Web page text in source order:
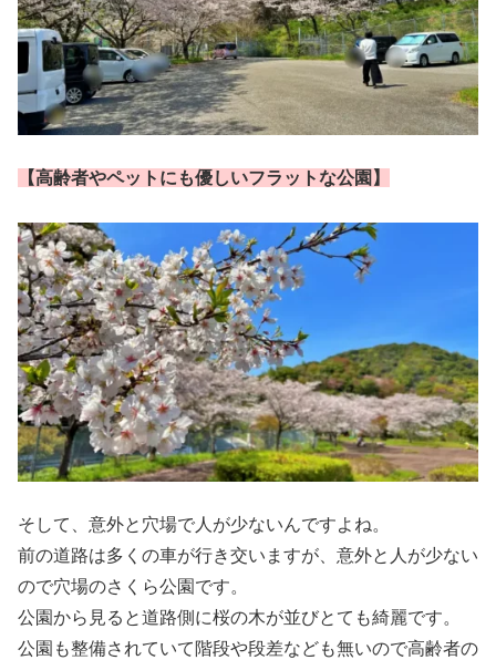
【高齢者やペットにも優しいフラットな公園】
そして、意外と穴場で人が少ないんですよね。
前の道路は多くの車が行き交いますが、意外と人が少ない
ので穴場のさくら公園です。
公園から見ると道路側に桜の木が並びとても綺麗です。
公園も整備されていて階段や段差なども無いので高齢者の